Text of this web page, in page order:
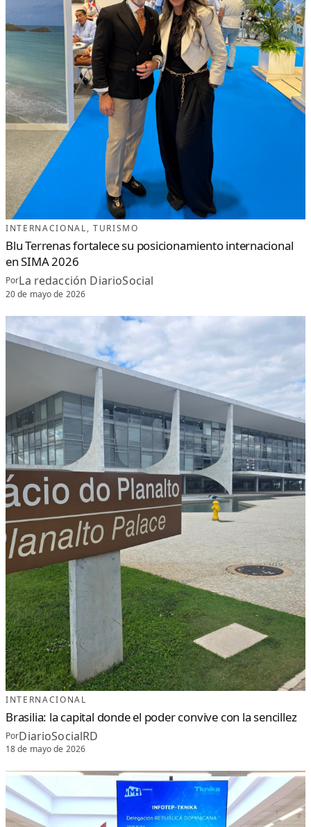
INTERNACIONAL, TURISMO
Blu Terrenas fortalece su posicionamiento internacional
en SIMA 2026
PorLa redacción DiarioSocial
20 de mayo de 2026
INTERNACIONAL
Brasilia: la capital donde el poder convive con la sencillez
PorDiarioSocialRD
18 de mayo de 2026